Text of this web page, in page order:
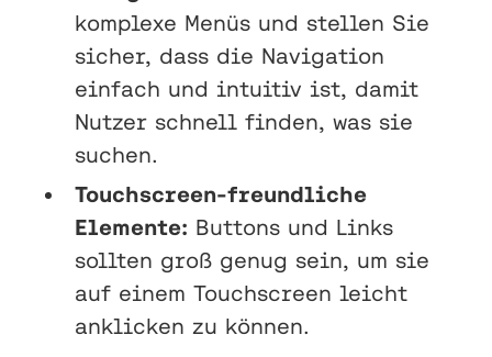
komplexe Menüs und stellen Sie
sicher, dass die Navigation
einfach und intuitiv ist, damit
Nutzer schnell finden, was sie
suchen.
Touchscreen-freundliche
Elemente: Buttons und Links
sollten groß genug sein, um sie
auf einem Touchscreen leicht
anklicken zu können.